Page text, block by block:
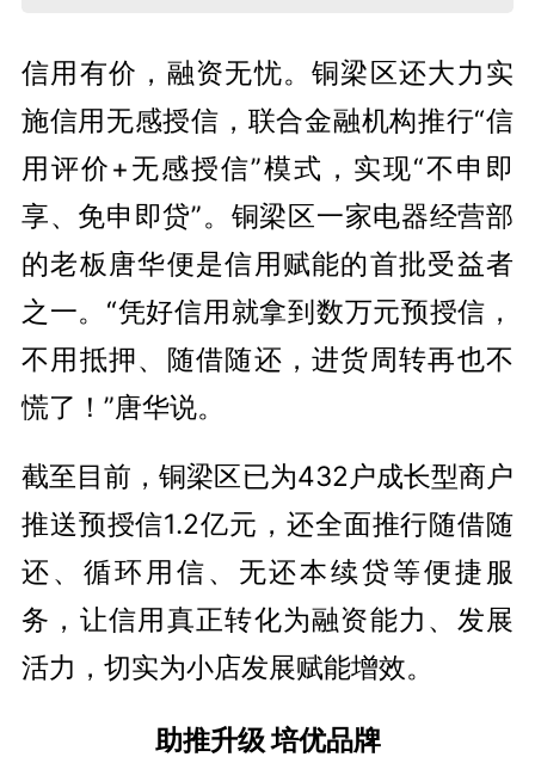
信用有价，融资无忧。铜梁区还大力实
施信用无感授信，联合金融机构推行“信
用评价+无感授信”模式，实现“不申即
享、免申即贷”。铜梁区一家电器经营部
的老板唐华便是信用赋能的首批受益者
之一。“凭好信用就拿到数万元预授信，
不用抵押、随借随还，进货周转再也不
慌了！”唐华说。
截至目前，铜梁区已为432户成长型商户
推送预授信1.2亿元，还全面推行随借随
还、循环用信、无还本续贷等便捷服
务，让信用真正转化为融资能力、发展
活力，切实为小店发展赋能增效。
助推升级 培优品牌